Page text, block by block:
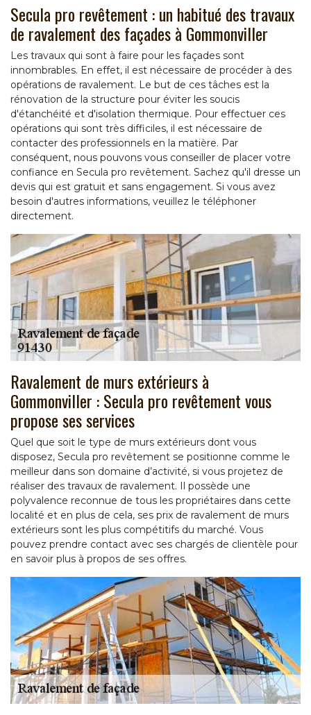
Secula pro revêtement : un habitué des travaux
de ravalement des façades à Gommonviller
Les travaux qui sont à faire pour les façades sont
innombrables. En effet, il est nécessaire de procéder à des
opérations de ravalement. Le but de ces tâches est la
rénovation de la structure pour éviter les soucis
d'étanchéité et d'isolation thermique. Pour effectuer ces
opérations qui sont très difficiles, il est nécessaire de
contacter des professionnels en la matière. Par
conséquent, nous pouvons vous conseiller de placer votre
confiance en Secula pro revêtement. Sachez qu'il dresse un
devis qui est gratuit et sans engagement. Si vous avez
besoin d'autres informations, veuillez le téléphoner
directement.
Ravalement de murs extérieurs à
Gommonviller : Secula pro revêtement vous
propose ses services
Quel que soit le type de murs extérieurs dont vous
disposez, Secula pro revêtement se positionne comme le
meilleur dans son domaine d’activité, si vous projetez de
réaliser des travaux de ravalement. Il possède une
polyvalence reconnue de tous les propriétaires dans cette
localité et en plus de cela, ses prix de ravalement de murs
extérieurs sont les plus compétitifs du marché. Vous
pouvez prendre contact avec ses chargés de clientèle pour
en savoir plus à propos de ses offres.